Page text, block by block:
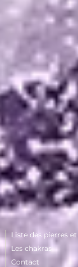
Liste des pierres
Les chakras
Contact